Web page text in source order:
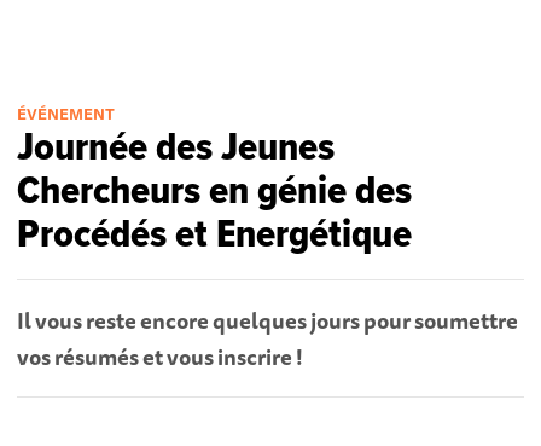
ÉVÉNEMENT
Journée des Jeunes
Chercheurs en génie des
Procédés et Energétique
Il vous reste encore quelques jours pour soumettre
vos résumés et vous inscrire !